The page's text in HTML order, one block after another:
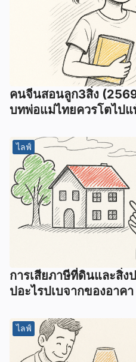
คนจีนสอนลูก3สิ่ง
บทพ่อแม่ไทยควรโตไปแ
ไลฟ์
การเสียภาษีที่ดินและสิ่ง
ปอะไรปเบจากของอาคา
ไลฟ์